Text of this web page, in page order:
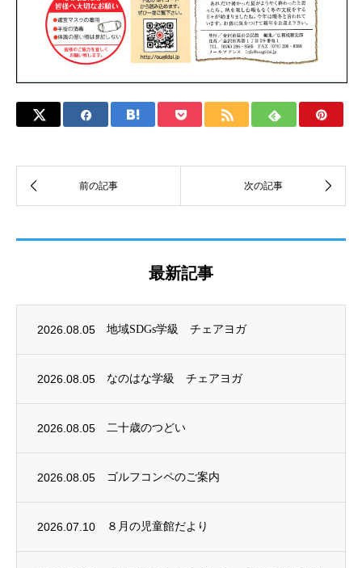
最新記事
2026.08.05 地域SDGs学級 チェアヨガ
2026.08.05 なのはな学級 チェアヨガ
2026.08.05 二十歳のつどい
2026.08.05 ゴルフコンペのご案内
2026.07.10 ８月の児童館だより